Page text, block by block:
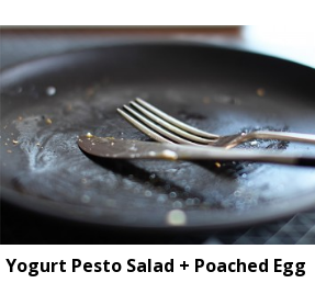
Yogurt Pesto Salad + Poached Egg